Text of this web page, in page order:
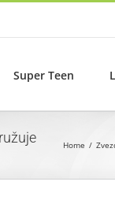
Super Teen
Home